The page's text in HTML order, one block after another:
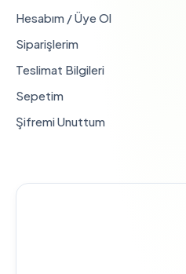
Hesabım / Üye Ol
Siparişlerim
Teslimat Bilgileri
Sepetim
Şifremi Unuttum